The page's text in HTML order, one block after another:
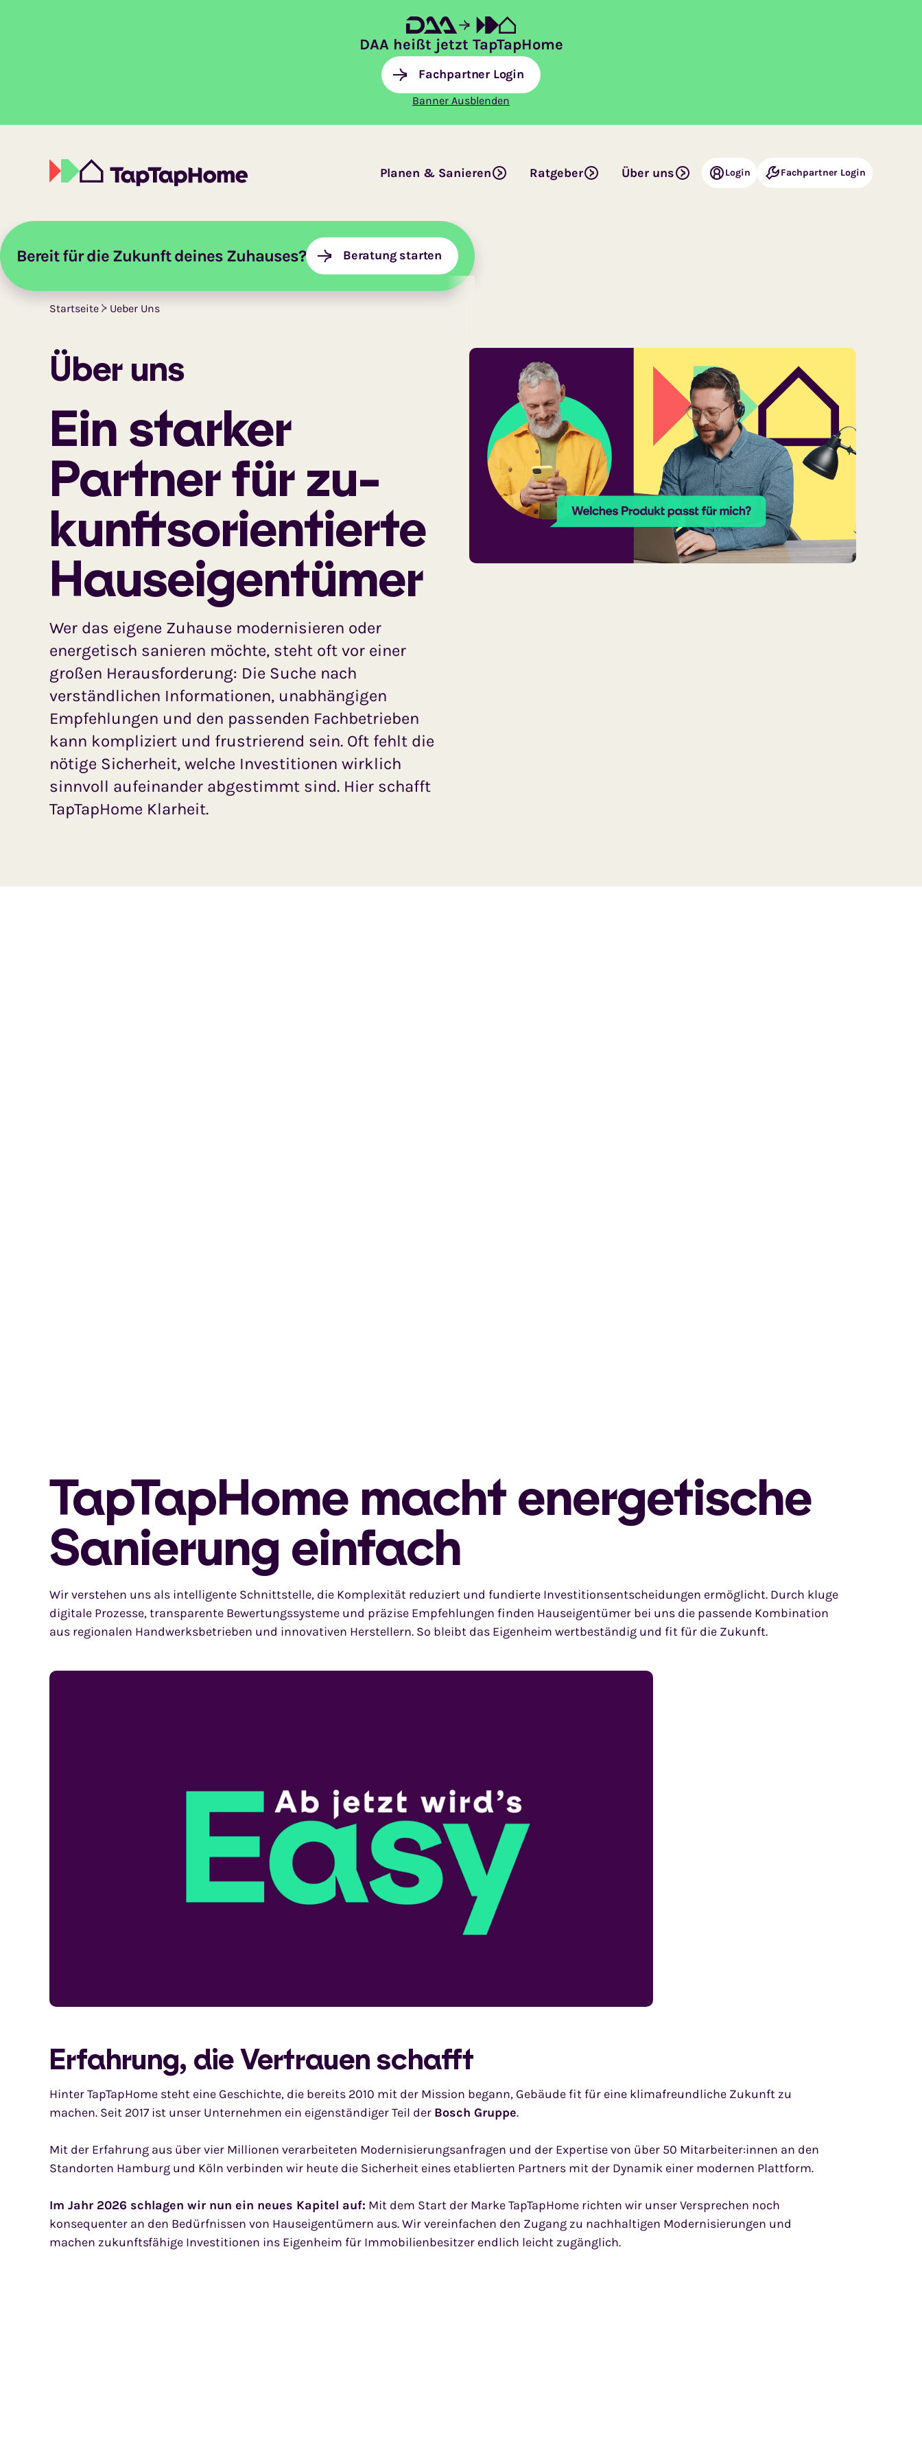
DAA heißt jetzt TapTapHome
Fachpartner Login
Banner Ausblenden
Planen & Sanieren Ratgeber Über uns Login Fachpartner Login
Bereit für die Zukunft deines Zuhauses? Beratung starten
Startseite Ueber Uns
Über uns
Ein starker
Partner für zu­
kunfts­orien­tierte
Haus­eigen­tümer
Wer das eigene Zuhause modernisieren oder
energetisch sanieren möchte, steht oft vor einer
großen Herausforderung: Die Suche nach
verständlichen Informationen, unabhängigen
Empfehlungen und den passenden Fachbetrieben
kann kompliziert und frustrierend sein. Oft fehlt die
nötige Sicherheit, welche Investitionen wirklich
sinnvoll aufeinander abgestimmt sind. Hier schafft
TapTapHome Klarheit.
TapTapHome macht energetische
Sanierung einfach
Wir verstehen uns als intelligente Schnittstelle, die Komplexität reduziert und fundierte Investitionsentscheidungen ermöglicht. Durch kluge
digitale Prozesse, transparente Bewertungssysteme und präzise Empfehlungen finden Hauseigentümer bei uns die passende Kombination
aus regionalen Handwerksbetrieben und innovativen Herstellern. So bleibt das Eigenheim wertbeständig und fit für die Zukunft.
Erfahrung, die Vertrauen schafft
Hinter TapTapHome steht eine Geschichte, die bereits 2010 mit der Mission begann, Gebäude fit für eine klimafreundliche Zukunft zu
machen. Seit 2017 ist unser Unternehmen ein eigenständiger Teil der Bosch Gruppe.
Mit der Erfahrung aus über vier Millionen verarbeiteten Modernisierungsanfragen und der Expertise von über 50 Mitarbeiter:innen an den
Standorten Hamburg und Köln verbinden wir heute die Sicherheit eines etablierten Partners mit der Dynamik einer modernen Plattform.
Im Jahr 2026 schlagen wir nun ein neues Kapitel auf: Mit dem Start der Marke TapTapHome richten wir unser Versprechen noch
konsequenter an den Bedürfnissen von Hauseigentümern aus. Wir vereinfachen den Zugang zu nachhaltigen Modernisierungen und
machen zukunftsfähige Investitionen ins Eigenheim für Immobilienbesitzer endlich leicht zugänglich.